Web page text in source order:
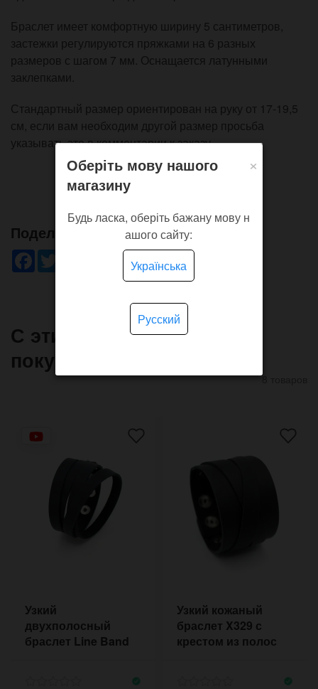
Браслет имеет комфортную ширину 5 сантиметров,
застежки регулируются пряжками на 6 разных
размеров с шагом 7 мм. Оснащается латунными
заклепками.
Стандартный размер ориентирован на руку от 17-19,5
см, если вам необходим другой размер просьба
указывать это в комментарии к заказу.
Поделись!
Facebook WhatsApp
ViberPinterestTelegram
С этим товаром часто
покупают
8 товаров
Узкий
двухполосный
браслет Line Band
Узкий кожаный
браслет X329 с
крестом из полос
×
Оберіть мову нашого
магазину
Будь ласка, оберіть бажану мову н
ашого сайту:
Українська
Русский